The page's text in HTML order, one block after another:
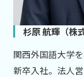
杉原 航輝（株
関西外国語大学
新卒入社。法人